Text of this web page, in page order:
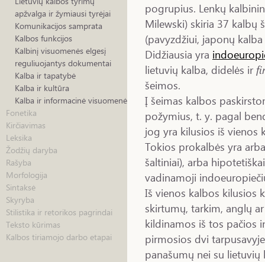
apžvalga ir žymiausi tyrėjai
Komunikacijos samprata
Kalbos funkcijos
Kalbinį visuomenės elgesį
reguliuojantys dokumentai
Kalba ir tapatybė
Kalba ir kultūra
Kalba ir informacinė visuomenė
Fonetika
Kirčiavimas
Leksika
Žodžių daryba
Rašyba
Morfologija
Sintaksė
Skyryba
Stilistika ir retorikos pagrindai
Teksto kūrimas
Kalbos tiriamojo darbo etapai
pogrupius. Lenkų
Milewski) skiria 37 kalbų
(pavyzdžiui, japonų
Didžiausia yra
lietuvių kalba, didelės ir
šeimos.
Į šeimas kalbos
požymius, t. y. pagal
jog yra kilusios iš
Tokios prokalbės yra
šaltiniai), arba
vadinamoji
Iš vienos kalbos kilusios
skirtumų, tarkim, anglų
kildinamos iš tos pačios
pirmosios dvi
panašumų nei su